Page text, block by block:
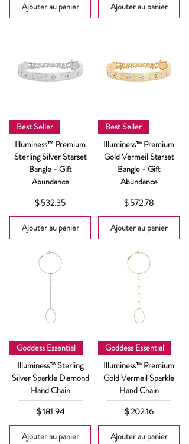
Ajouter au panier Ajouter au panier
Best Seller
Illuminess™ Premium
Sterling Silver Starset
Bangle - Gift
Abundance
Prix
$ 532.35
Ajouter au panier
Best Seller
Illuminess™ Premium
Gold Vermeil Starset
Bangle - Gift
Abundance
Prix
$ 572.78
Ajouter au panier
Goddess Essential
Illuminess™ Sterling
Silver Sparkle Diamond
Hand Chain
Prix
$ 181.94
Ajouter au panier
Goddess Essential
Illuminess™ Premium
Gold Vermeil Sparkle
Hand Chain
Prix
$ 202.16
Ajouter au panier